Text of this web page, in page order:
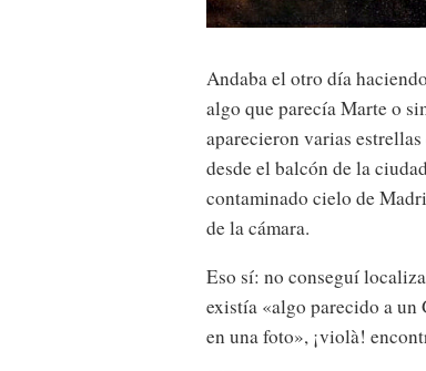
Andaba el otro día
algo que parecía Marte o
aparecieron varias
desde el balcón de la
contaminado cielo de
de la cámara.
Eso sí: no conseguí
existía «algo parecido a un
en una foto», ¡violà!